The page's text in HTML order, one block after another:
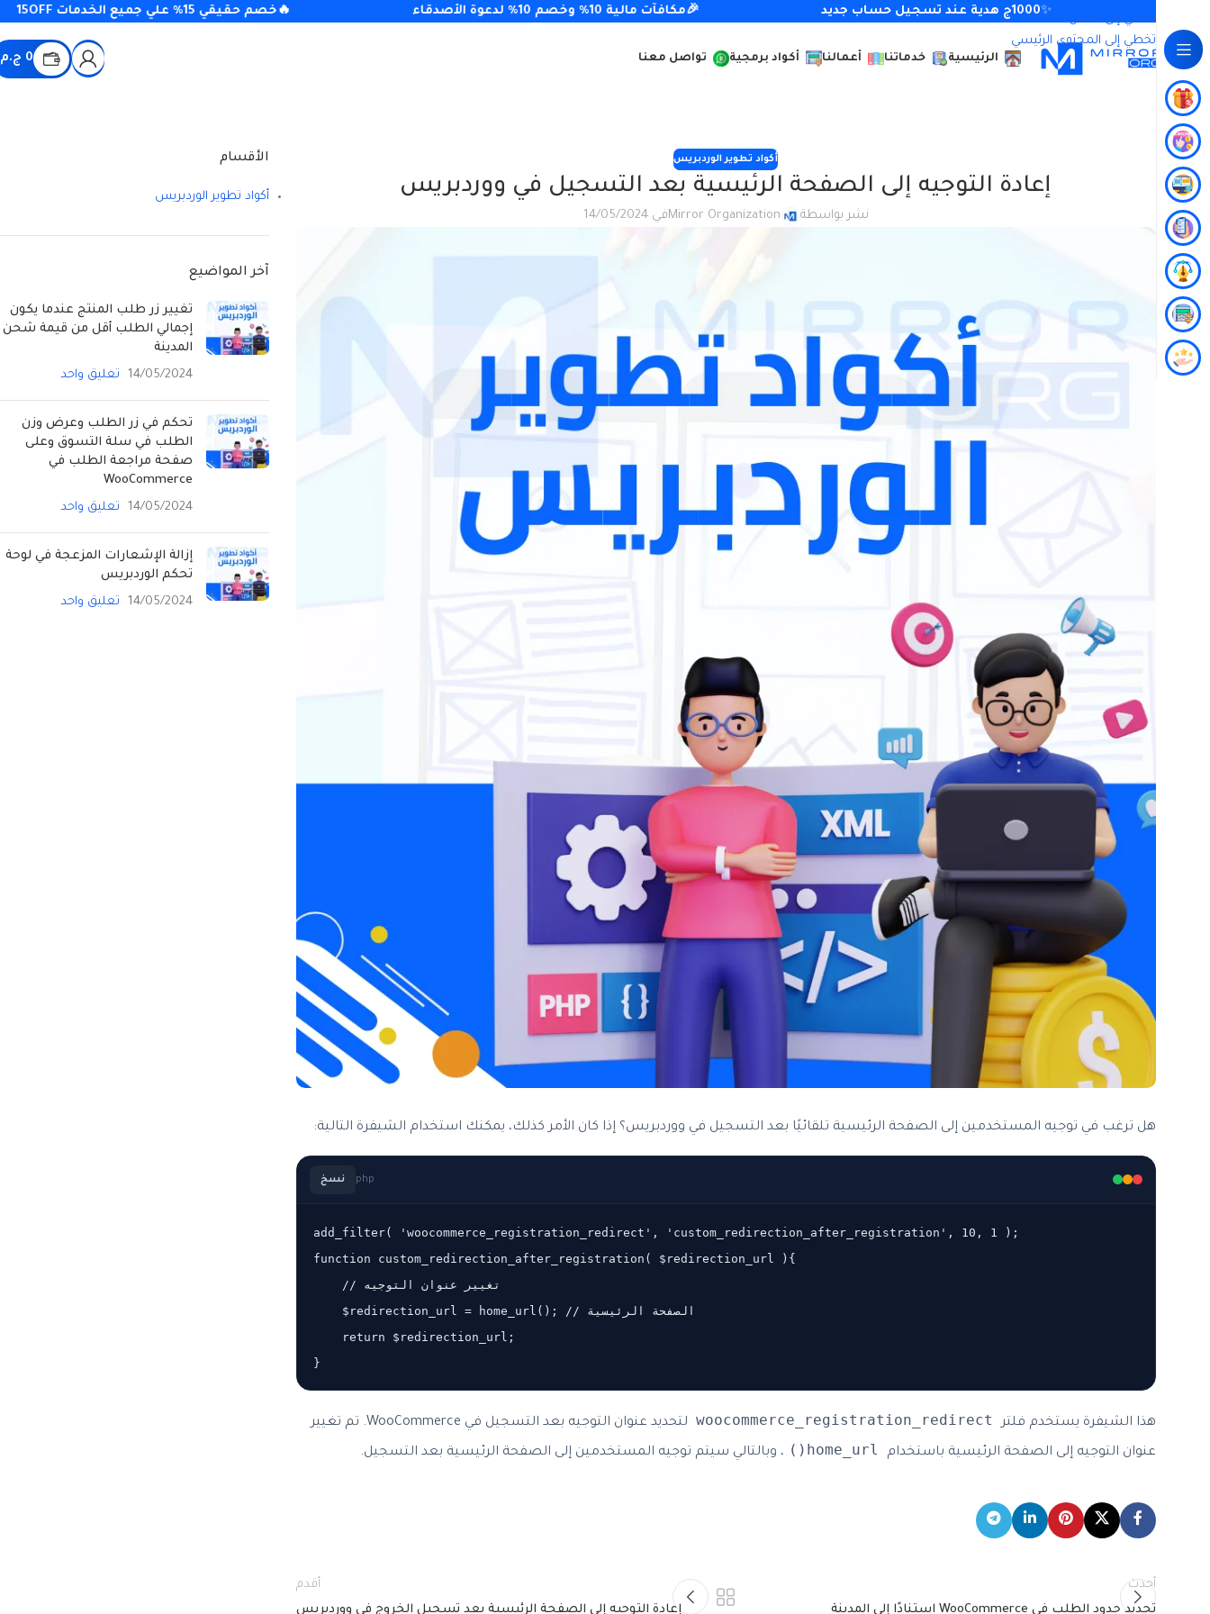
تخطي إلى التنقل
تخطي إلى المحتوى الرئيسي
🔥خصم حقيقي 15% علي جميع الخدمات 15OFF 🎉مكافآت مالية 10% وخصم 10% لدعوة الأصدقاء ✨1000ج هدية عند تسجيل حساب جديد
الرئيسية خدماتنا أعمالنا أكواد برمجية تواصل معنا 0 ج.م
أكواد تطوير الوردبريس
إعادة التوجيه إلى الصفحة الرئيسية بعد التسجيل في ووردبريس
نشر بواسطة Mirror Organizationفي 14/05/2024
هل ترغب في توجيه المستخدمين إلى الصفحة الرئيسية تلقائيًا بعد التسجيل في ووردبريس؟ إذا كان الأمر كذلك، يمكنك استخدام الشيفرة التالية:
php نسخ
add_filter( 'woocommerce_registration_redirect', 'custom_redirection_after_registration', 10, 1 );
function custom_redirection_after_registration( $redirection_url ){
    // تغيير عنوان التوجيه
    $redirection_url = home_url(); // الصفحة الرئيسية
    return $redirection_url;
هذا الشيفرة يستخدم فلتر woocommerce_registration_redirect لتحديد عنوان التوجيه بعد التسجيل في WooCommerce. تم تغيير
عنوان التوجيه إلى الصفحة الرئيسية باستخدام home_url() ، وبالتالي سيتم توجيه المستخدمين إلى الصفحة الرئيسية بعد التسجيل.
أحدث
تحديد حدود الطلب في WooCommerce استنادًا إلى المدينة
أقدم
إعادة التوجيه إلى الصفحة الرئيسية بعد تسجيل الخروج في ووردبريس
الأقسام
أكواد تطوير الوردبريس
آخر المواضيع
تغيير زر طلب المنتج عندما يكون
إجمالي الطلب أقل من قيمة شحن
المدينة
14/05/2024
تعليق واحد
تحكم في زر الطلب وعرض وزن
الطلب في سلة التسوق وعلى
صفحة مراجعة الطلب في
WooCommerce
14/05/2024
تعليق واحد
إزالة الإشعارات المزعجة في لوحة
تحكم الوردبريس
14/05/2024
تعليق واحد